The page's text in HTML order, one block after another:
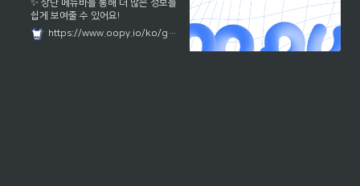
✨ 상단 메뉴바를 통해 더 많은 정보를
쉽게 보여줄 수 있어요!
https://www.oopy.io/ko/guides/top-menubar